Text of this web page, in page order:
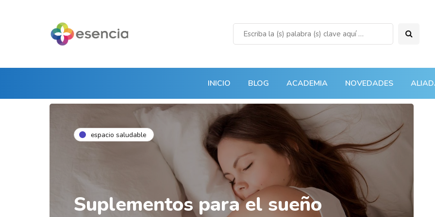
INICIO BLOG ACADEMIA NOVEDADES
espacio saludable
Suplementos para el sueño